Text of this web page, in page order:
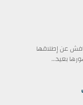
عن إطلاقها
بعيد...